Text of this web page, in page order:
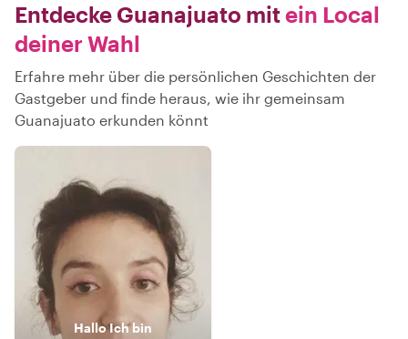
Entdecke Guanajuato mitein Local
deiner Wahl
Erfahre mehr über die persönlichen Geschichten der
Gastgeber und finde heraus, wie ihr gemeinsam
Guanajuato erkunden könnt
HalloIch bin